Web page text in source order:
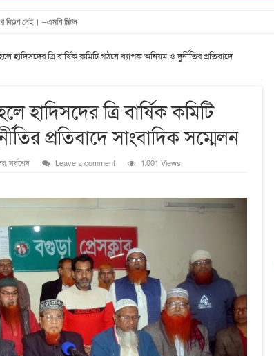
নেই। –এমপি মিল্টন
ত্রি বার্ষিক কমিটি গঠনে ব্যাপক অনিয়ম ও দুর্নীতির প্রতিবাদে
ত্রি বার্ষিক কমিটি
প্রতিবাদে সাংবাদিক সম্মেলন
,সর্বশেষ Leave a comment 1,001 Views